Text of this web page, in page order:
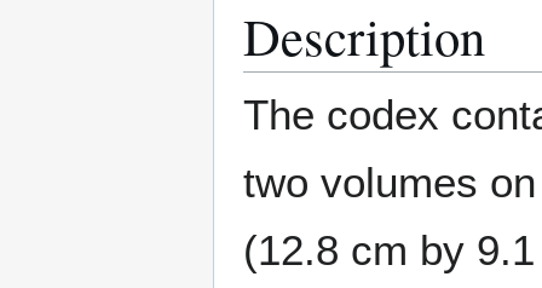
Description
The codex
two volumes
(12.8 cm by